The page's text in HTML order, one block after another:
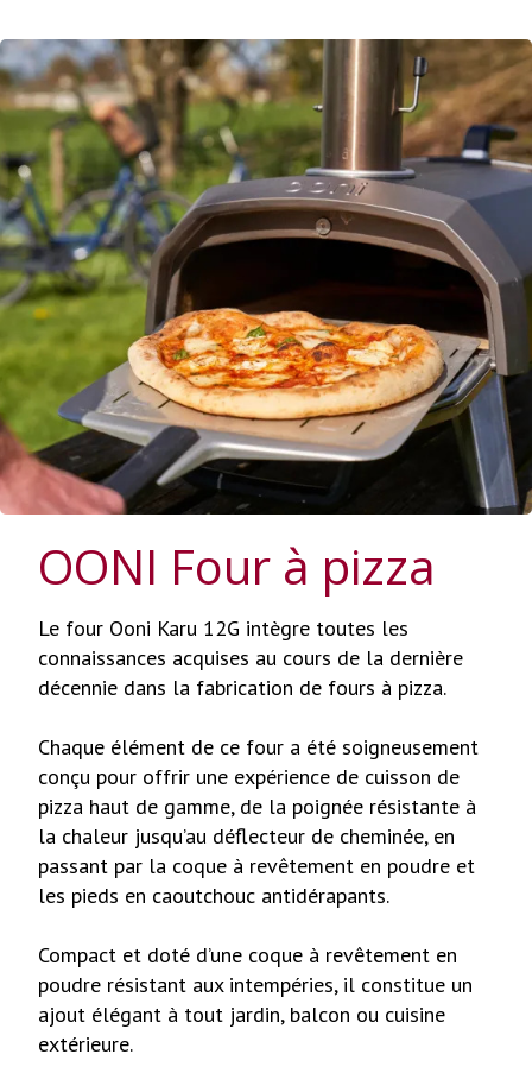
OONI Four à pizza
Le four Ooni Karu 12G intègre toutes les
connaissances acquises au cours de la dernière
décennie dans la fabrication de fours à pizza.
Chaque élément de ce four a été soigneusement
conçu pour offrir une expérience de cuisson de
pizza haut de gamme, de la poignée résistante à
la chaleur jusqu’au déflecteur de cheminée, en
passant par la coque à revêtement en poudre et
les pieds en caoutchouc antidérapants.
Compact et doté d’une coque à revêtement en
poudre résistant aux intempéries, il constitue un
ajout élégant à tout jardin, balcon ou cuisine
extérieure.